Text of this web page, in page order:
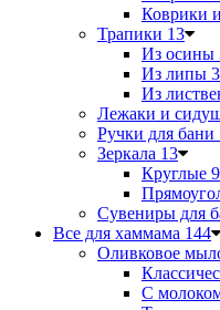
Коврики
Трапики 13
Из осины
Из липы 3
Из
Лежаки и
Ручки для бани
Зеркала 13
Круглые 9
Сувениры для
Все для хаммама 144
Оливковое
С